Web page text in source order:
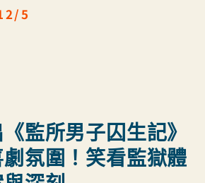
5
監所男子囚生記》
氛圍！笑看監獄體